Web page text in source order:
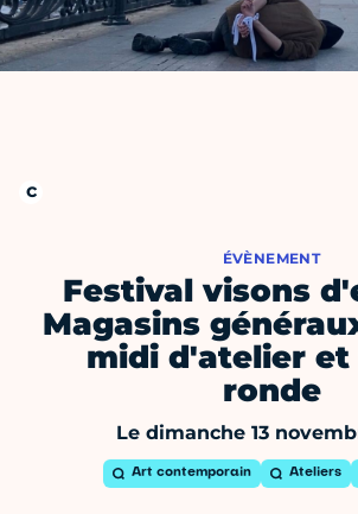
ÉVÈNEMENT
Festival visons
Magasins
midi d'atelier et
ronde
Le dimanche 13
Art contemporain Ateliers